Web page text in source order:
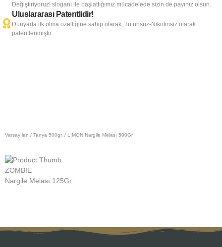
Değiştiriyoruz! sloganı ile başlattığımız mücadelede sizin de payınız olsun.
Uluslararası Patentlidir!
Dünyada ilk olma özelliğine sahip olarak, Tütünsüz-Nikotinsiz olarak
patentlenmiştir.
Varsayılan / Tanya 500gr. / LİMON Nargile Melası 500Gr
ZOMBIE
Nargile Melası 125Gr.